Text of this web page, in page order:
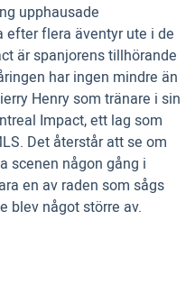
upphausade
efter flera äventyr ute i de
är spanjorens tillhörande
har ingen mindre än
Henry som tränare i sin
Impact, ett lag som
Det återstår att se om
scenen någon gång i
en av raden som sågs
blev något större av.